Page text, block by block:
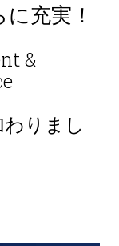
充実！
&
りまし